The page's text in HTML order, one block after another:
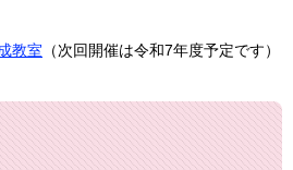
教室 （次回開催は令和7年度予定です）